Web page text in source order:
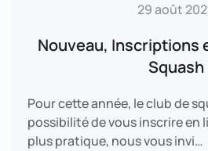
29 août
Nouveau, Inscriptions
Squash
Pour cette année, le club de
possibilité de vous inscrire en
plus pratique, nous vous invi…